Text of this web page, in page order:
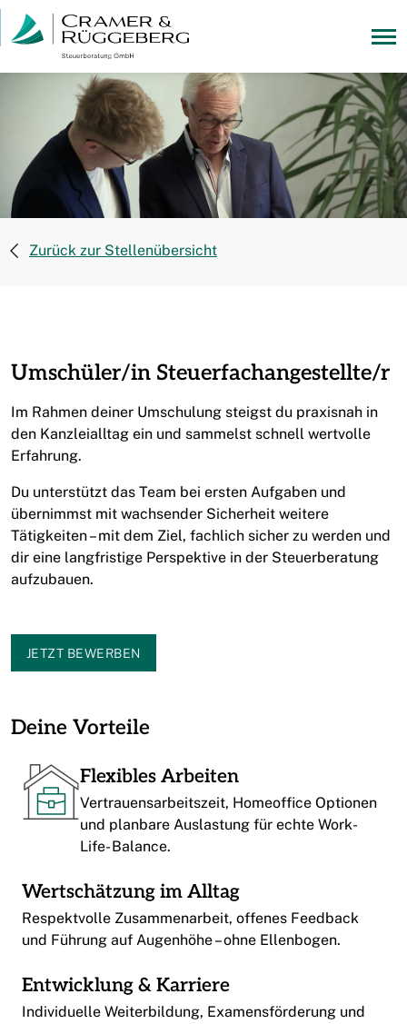
Zurück zur Stellenübersicht
Umschüler/in Steuerfachangestellte/r
Im Rahmen deiner Umschulung steigst du praxisnah in
den Kanzleialltag ein und sammelst schnell wertvolle
Erfahrung.
Du unterstützt das Team bei ersten Aufgaben und
übernimmst mit wachsender Sicherheit weitere
Tätigkeiten – mit dem Ziel, fachlich sicher zu werden und
dir eine langfristige Perspektive in der Steuerberatung
aufzubauen.
JETZT BEWERBEN
Deine Vorteile
Flexibles Arbeiten
Vertrauensarbeitszeit, Homeoffice Optionen
und planbare Auslastung für echte Work-
Life- Balance.
Wertschätzung im Alltag
Respektvolle Zusammenarbeit, offenes Feedback
und Führung auf Augenhöhe – ohne Ellenbogen.
Entwicklung & Karriere
Individuelle Weiterbildung, Examensförderung und